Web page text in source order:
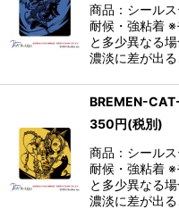
商品：シール
耐候・強粘着
と多少異なる
濃淡に差が出る
BREMEN-
350円(税別)
商品：シール
耐候・強粘着
と多少異なる
濃淡に差が出る